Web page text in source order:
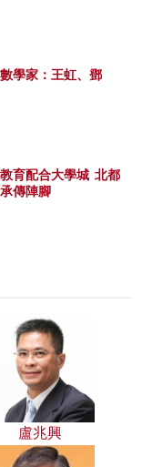
學家：王虹、鄧
育配合大學城 北都
傳陣腳
盧兆興